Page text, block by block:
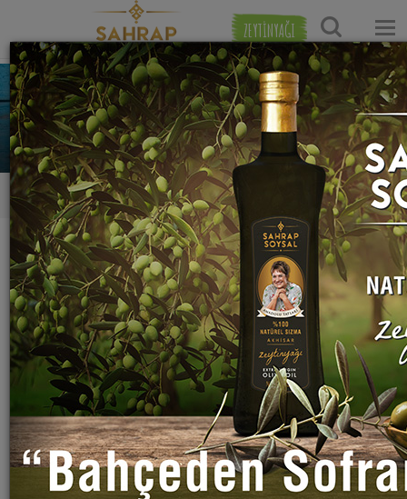
ZEYTİNYAĞI
çiğdem bereket
0 0 0
Tarifleri Yaptığı Tarifler Favori Tarifleri Takip Ettikleri
Kimseyi takip etmiyor:(